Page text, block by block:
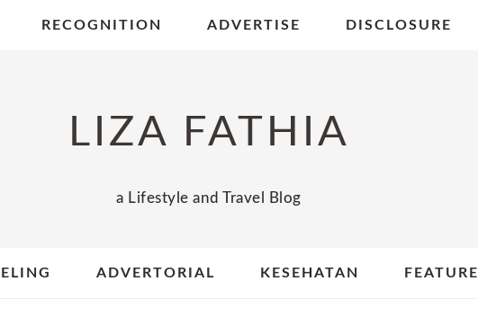
RECOGNITION ADVERTISE DISCLOSURE
LIZA FATHIA
a Lifestyle and Travel Blog
ADVERTORIAL KESEHATAN FEATURE